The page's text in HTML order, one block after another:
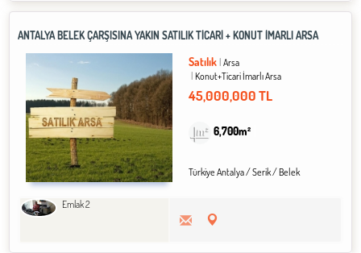
ANTALYA BELEK ÇARŞISINA YAKIN SATILIK TİCARİ + KONUT İMARLI ARSA
Satılık Arsa
Konut+Ticari İmarlı Arsa
45,000,000 TL
6,700m²
Türkiye Antalya / Serik/ Belek
Emlak 2